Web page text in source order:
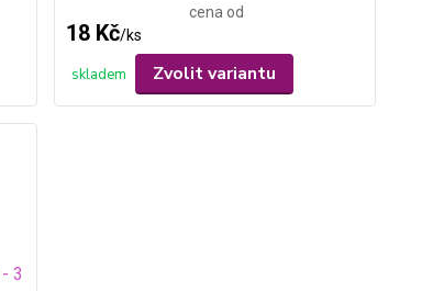
cena od
18 Kč/ks
skladem Zvolit variantu